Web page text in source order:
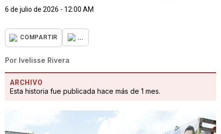
6 de julio de 2026 - 12:00 AM
COMPARTIR ...
Por Ivelisse Rivera
ARCHIVO
Esta historia fue publicada hace más de 1 mes.